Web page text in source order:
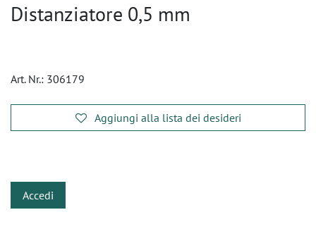
Distanziatore 0,5 mm
Art. Nr.: 306179
Aggiungi alla lista dei desideri
Accedi